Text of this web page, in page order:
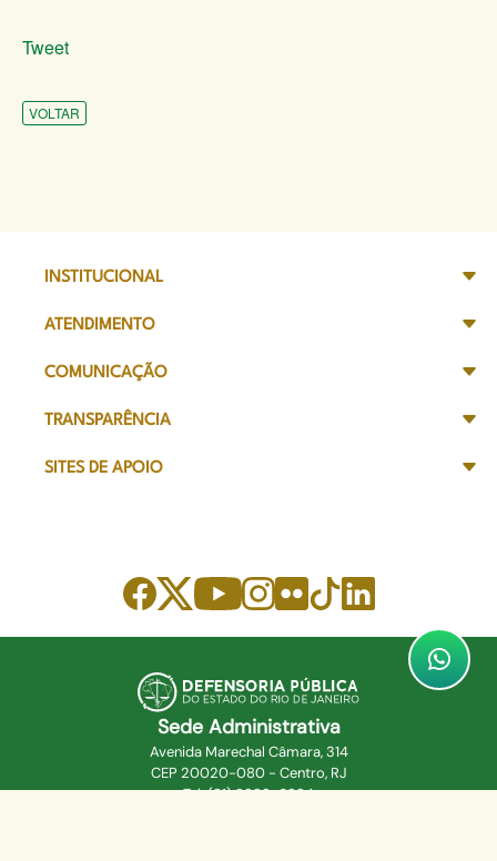
Tweet
VOLTAR
INSTITUCIONAL
ATENDIMENTO
COMUNICAÇÃO
TRANSPARÊNCIA
SITES DE APOIO
Sede Administrativa
Avenida Marechal Câmara, 314
CEP 20020-080 - Centro, RJ
Tel: (21) 2332-6224